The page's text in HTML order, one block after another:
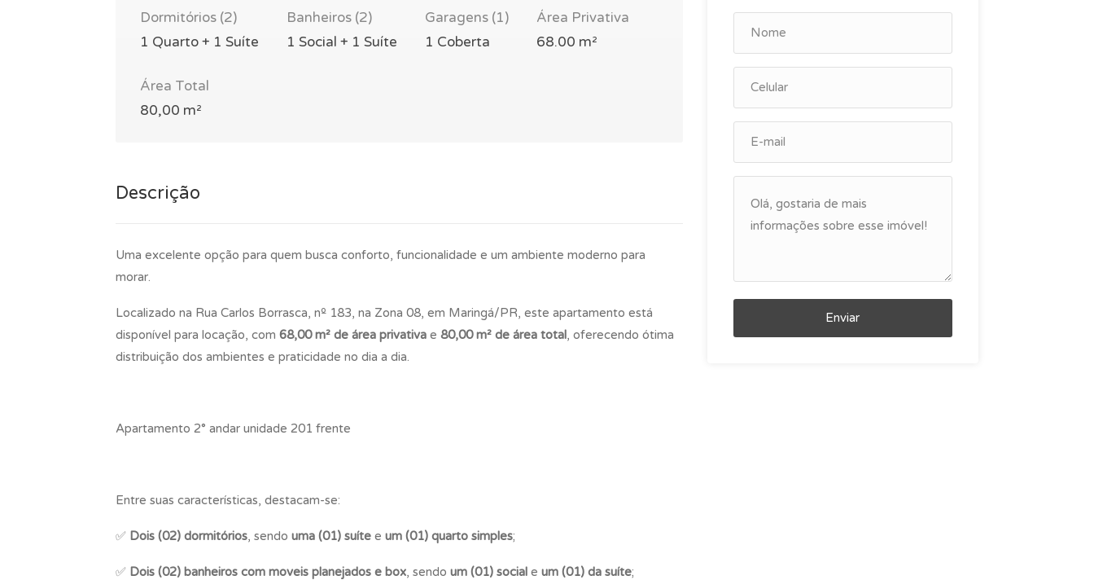
Dormitórios (2)
1 Quarto + 1 Suíte
Banheiros (2)
1 Social + 1 Suíte
Garagens (1)
1 Coberta
Área Privativa
68.00 m²
Área Total
80,00 m²
Descrição
Uma excelente opção para quem busca conforto, funcionalidade e um ambiente moderno para
morar.
Localizado na Rua Carlos Borrasca, nº 183, na Zona 08, em Maringá/PR, este apartamento está
disponível para locação, com 68,00 m² de área privativa e 80,00 m² de área total, oferecendo ótima
distribuição dos ambientes e praticidade no dia a dia.
Apartamento 2° andar unidade 201 frente
Entre suas características, destacam-se:
✅ Dois (02) dormitórios, sendo uma (01) suíte e um (01) quarto simples;
✅ Dois (02) banheiros com moveis planejados e box, sendo um (01) social e um (01) da suíte;
Enviar